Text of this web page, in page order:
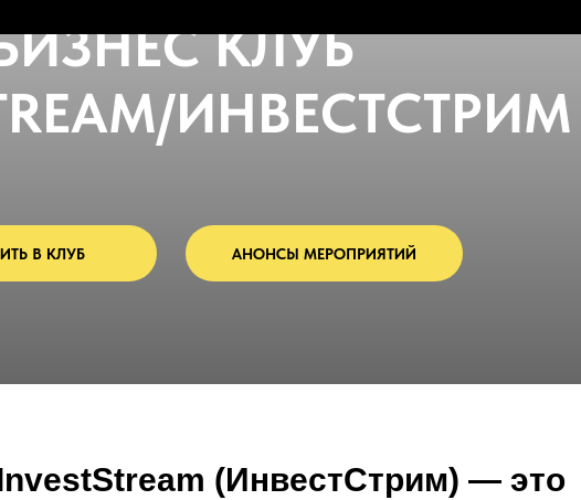
В КЛУБ АНОНСЫ МЕРОПРИЯТИЙ
КЛУБ
ИНВЕСТСТРИМ
(ИнвестСтрим) — это